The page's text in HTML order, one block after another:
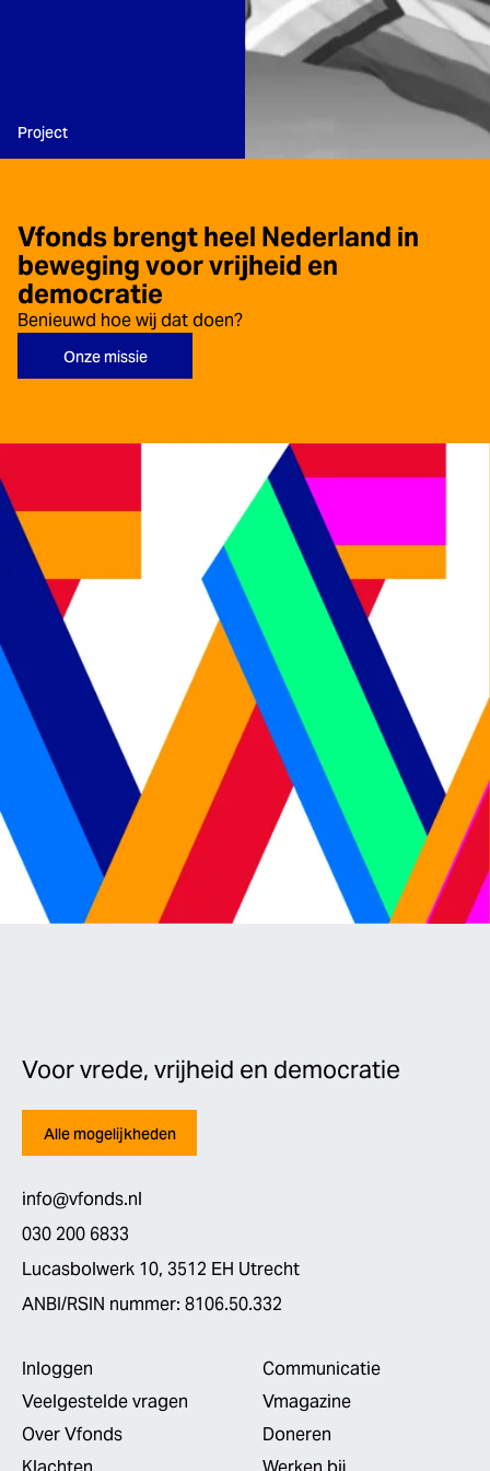
Type:
Project
Vfonds brengt heel Nederland in
beweging voor vrijheid en
democratie
Benieuwd hoe wij dat doen?
Onze missie
Voor vrede, vrijheid en democratie
Alle mogelijkheden
info@vfonds.nl
030 200 6833
Lucasbolwerk 10, 3512 EH Utrecht
ANBI/RSIN nummer: 8106.50.332
Inloggen
Veelgestelde vragen
Over Vfonds
Communicatie
Vmagazine
Doneren